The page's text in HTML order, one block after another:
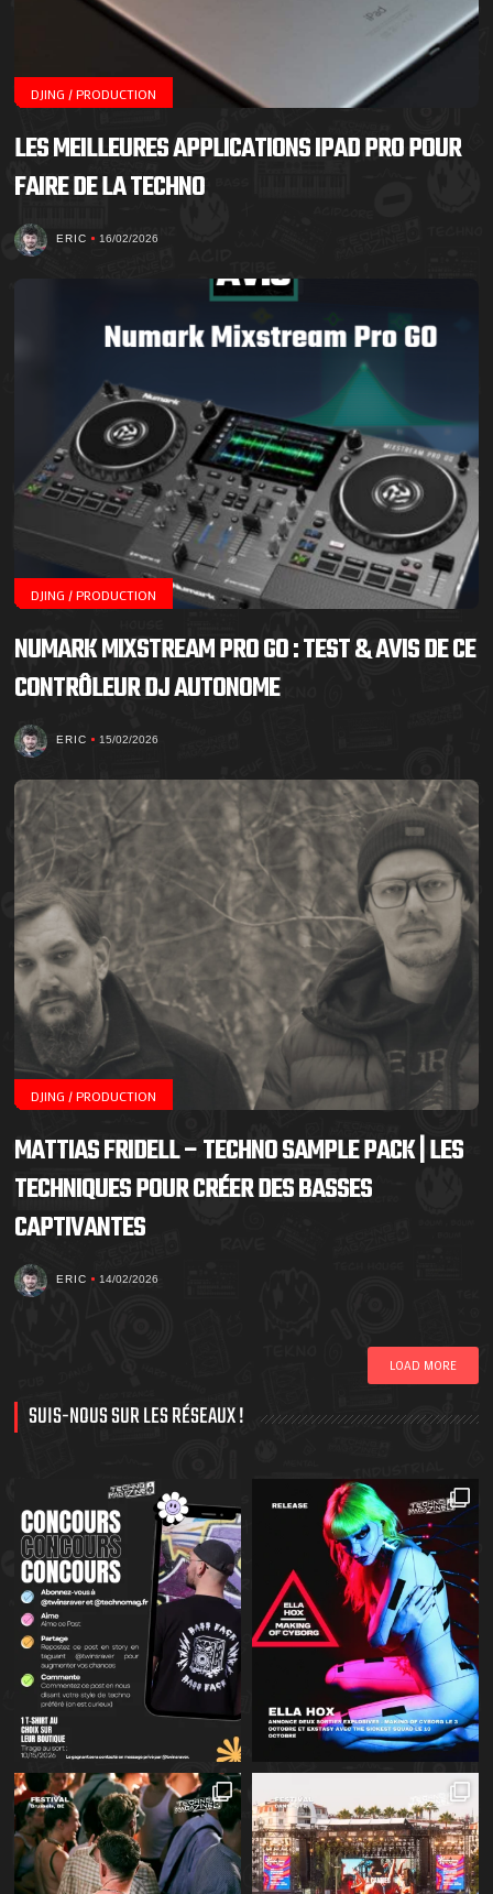
DJING / PRODUCTION
LES MEILLEURES APPLICATIONS IPAD PRO POUR
FAIRE DE LA TECHNO
ERIC 16/02/2026
DJING / PRODUCTION
NUMARK MIXSTREAM PRO GO : TEST & AVIS DE CE
CONTRÔLEUR DJ AUTONOME
ERIC 15/02/2026
DJING / PRODUCTION
MATTIAS FRIDELL – TECHNO SAMPLE PACK | LES
TECHNIQUES POUR CRÉER DES BASSES
CAPTIVANTES
ERIC 14/02/2026
LOAD MORE
SUIS-NOUS SUR LES RÉSEAUX !